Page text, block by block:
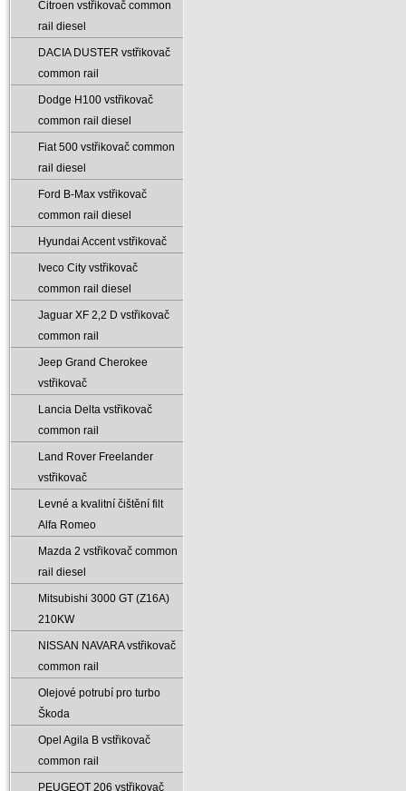
Citroen vstřikovač common
rail diesel
DACIA DUSTER vstřikovač
common rail
Dodge H100 vstřikovač
common rail diesel
Fiat 500 vstřikovač common
rail diesel
Ford B-Max vstřikovač
common rail diesel
Hyundai Accent vstřikovač
Iveco City vstřikovač
common rail diesel
Jaguar XF 2‚2 D vstřikovač
common rail
Jeep Grand Cherokee
vstřikovač
Lancia Delta vstřikovač
common rail
Land Rover Freelander
vstřikovač
Levné a kvalitní čištění filt
Alfa Romeo
Mazda 2 vstřikovač common
rail diesel
Mitsubishi 3000 GT (Z16A)
210KW
NISSAN NAVARA vstřikovač
common rail
Olejové potrubí pro turbo
Škoda
Opel Agila B vstřikovač
common rail
PEUGEOT 206 vstřikovač